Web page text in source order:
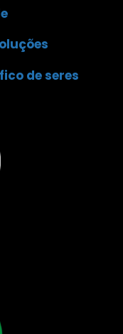
de seres